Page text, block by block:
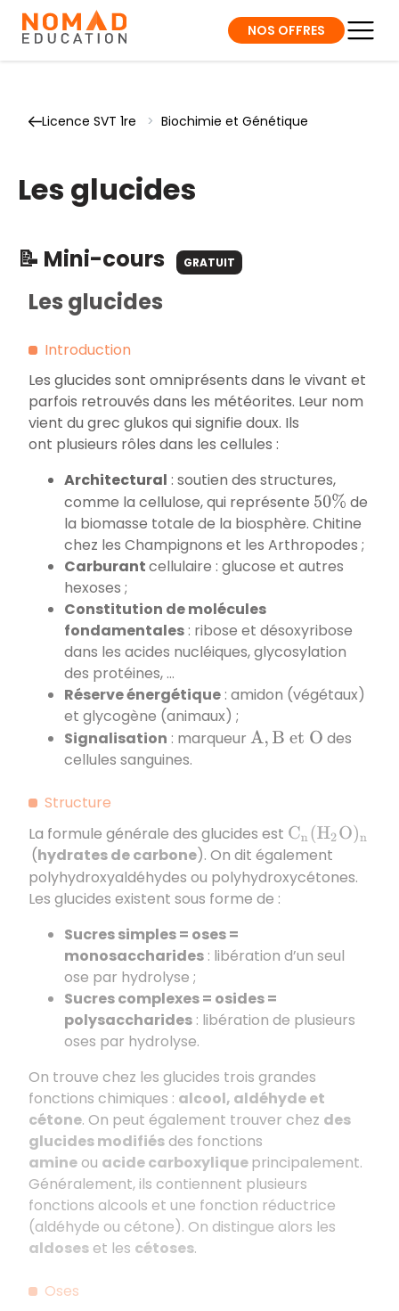
NOS OFFRES
Licence SVT 1re > Biochimie et Génétique
Les glucides
📝 Mini-cours GRATUIT
Les glucides
Introduction
Les glucides sont omniprésents dans le vivant et
parfois retrouvés dans les météorites. Leur nom
vient du grec glukos qui signifie doux. Ils
ont plusieurs rôles dans les cellules :
Architectural : soutien des structures,
comme la cellulose, qui représente 50% de
la biomasse totale de la biosphère. Chitine
chez les Champignons et les Arthropodes ;
Carburantcellulaire : glucose et autres
hexoses ;
Constitution de molécules
fondamentales : ribose et désoxyribose
dans les acides nucléiques, glycosylation
des protéines, …
Réserve énergétique : amidon (végétaux)
et glycogène (animaux) ;
Signalisation : marqueur A,B e tO
des
cellules sanguines.
Structure
La formule générale des glucides est Cn (H2O)n
(hydrates de carbone). On dit également
polyhydroxyaldéhydes ou polyhydroxycétones.
Les glucides existent sous forme de :
Sucres simples = oses =
monosaccharides : libération d’un seul
ose par hydrolyse ;
Sucres complexes = osides =
polysaccharides : libération de plusieurs
oses par hydrolyse.
On trouve chez les glucides trois grandes
fonctions chimiques : alcool, aldéhyde et
cétone. On peut également trouver chez des
glucides modifiésdes fonctions
amineou acide carboxyliqueprincipalement.
Généralement, ils contiennent plusieurs
fonctions alcools et une fonction réductrice
(aldéhyde ou cétone). On distingue alors les
aldoses et les cétoses.
Oses